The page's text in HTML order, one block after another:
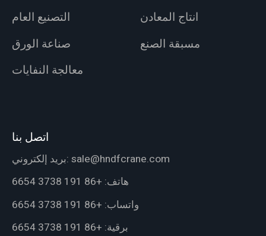
التصنيع العام
انتاج المعادن
صناعة الورق
مسبقة الصنع
معالجة النفايات
اتصل بنا
بريد إلكتروني: sale@hndfcrane.com
هاتف: +86 191 3738 6654
واتساب: +86 191 3738 6654
برقية: +86 191 3738 6654